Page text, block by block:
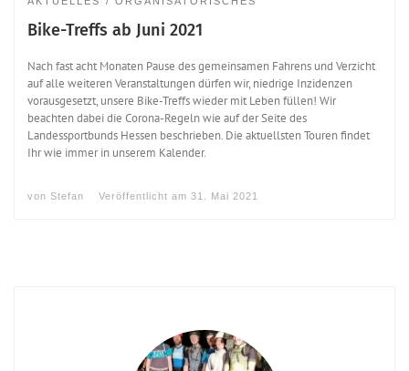
Bike-Treffs ab Juni 2021
Nach fast acht Monaten Pause des gemeinsamen Fahrens und Verzicht
auf alle weiteren Veranstaltungen dürfen wir, niedrige Inzidenzen
vorausgesetzt, unsere Bike-Treffs wieder mit Leben füllen! Wir
beachten dabei die Corona-Regeln wie auf der Seite des
Landessportbunds Hessen beschrieben. Die aktuellsten Touren findet
Ihr wie immer in unserem Kalender.
von Stefan Veröffentlicht am 31. Mai 2021